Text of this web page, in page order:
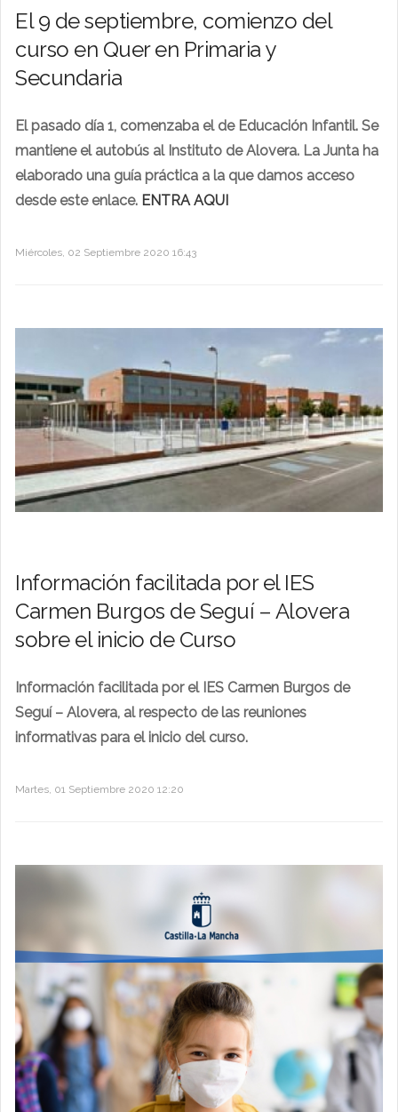
El 9 de septiembre, comienzo del
curso en Quer en Primaria y
Secundaria
El pasado día 1, comenzaba el de Educación Infantil. Se
mantiene el autobús al Instituto de Alovera. La Junta ha
elaborado una guía práctica a la que damos acceso
desde este enlace. ENTRA AQUI
Miércoles, 02 Septiembre 2020 16:43
Información facilitada por el IES
Carmen Burgos de Seguí – Alovera
sobre el inicio de Curso
Información facilitada por el IES Carmen Burgos de
Seguí – Alovera, al respecto de las reuniones
informativas para el inicio del curso.
Martes, 01 Septiembre 2020 12:20